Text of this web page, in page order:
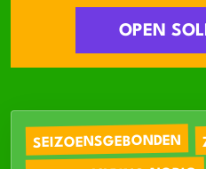
OPEN
SEIZOENSGEBONDEN